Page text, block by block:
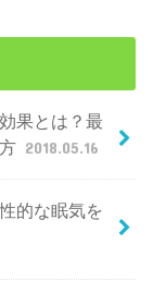
果とは？最
2018.05.16
的な眠気を